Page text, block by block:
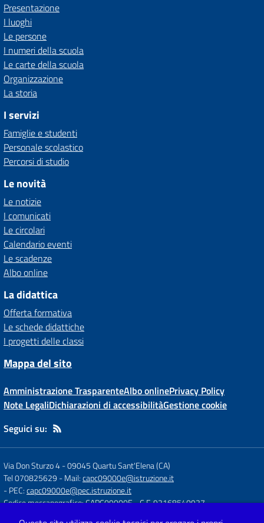
Presentazione
I luoghi
Le persone
I numeri della scuola
Le carte della scuola
Organizzazione
La storia
I servizi
Famiglie e studenti
Personale scolastico
Percorsi di studio
Le novità
Le notizie
I comunicati
Le circolari
Calendario eventi
Le scadenze
Albo online
La didattica
Offerta formativa
Le schede didattiche
I progetti delle classi
Mappa del sito
Amministrazione TrasparenteAlbo onlinePrivacy Policy
Note LegaliDichiarazioni di accessibilitàGestione cookie
Seguici su:
Via Don Sturzo 4-09045 Quartu Sant'Elena (CA)
Tel 070825629 - Mail:capc09000e@istruzione.it
- PEC:capc09000e@pec.istruzione.it
Codice meccanografico: CAPC09000E- C.F. 92168540927